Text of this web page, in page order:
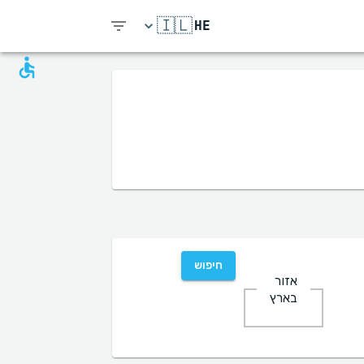
HE
🇮🇱
אזור
בארץ
חיפוש